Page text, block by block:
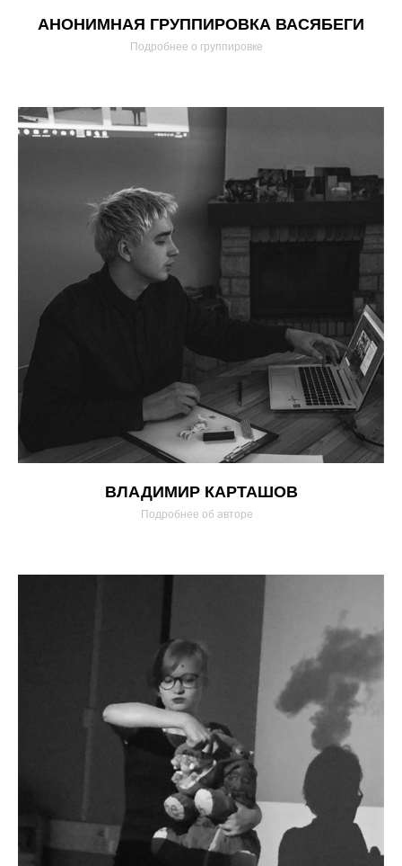
АНОНИМНАЯ ГРУППИРОВКА ВАСЯБЕГИ
Подробнее о группировке
ВЛАДИМИР КАРТАШОВ
Подробнее об авторе